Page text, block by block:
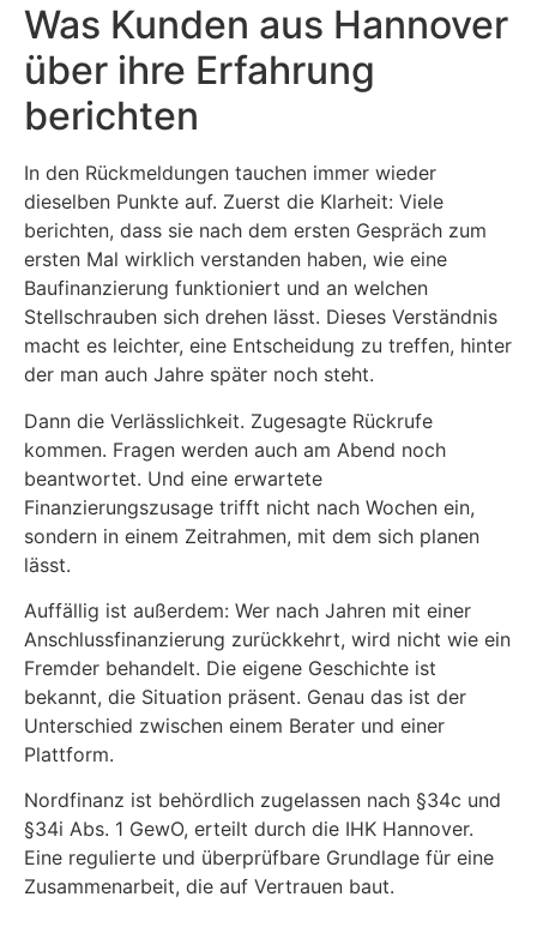
Was Kunden aus Hannover
über ihre Erfahrung
berichten
In den Rückmeldungen tauchen immer wieder
dieselben Punkte auf. Zuerst die Klarheit: Viele
berichten, dass sie nach dem ersten Gespräch zum
ersten Mal wirklich verstanden haben, wie eine
Baufinanzierung funktioniert und an welchen
Stellschrauben sich drehen lässt. Dieses Verständnis
macht es leichter, eine Entscheidung zu treffen, hinter
der man auch Jahre später noch steht.
Dann die Verlässlichkeit. Zugesagte Rückrufe
kommen. Fragen werden auch am Abend noch
beantwortet. Und eine erwartete
Finanzierungszusage trifft nicht nach Wochen ein,
sondern in einem Zeitrahmen, mit dem sich planen
lässt.
Auffällig ist außerdem: Wer nach Jahren mit einer
Anschlussfinanzierung zurückkehrt, wird nicht wie ein
Fremder behandelt. Die eigene Geschichte ist
bekannt, die Situation präsent. Genau das ist der
Unterschied zwischen einem Berater und einer
Plattform.
Nordfinanz ist behördlich zugelassen nach §34c und
§34i Abs. 1 GewO, erteilt durch die IHK Hannover.
Eine regulierte und überprüfbare Grundlage für eine
Zusammenarbeit, die auf Vertrauen baut.